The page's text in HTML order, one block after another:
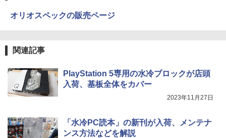
オリオスペックの販売ページ
関連記事
PlayStation 5専用の水冷ブロックが店頭
入荷、基板全体をカバー
2023年11月27日
「水冷PC読本」の新刊が入荷、メンテナ
ンス方法などを解説